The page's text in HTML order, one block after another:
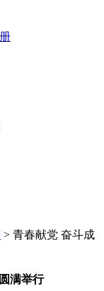
> 青春献党 奋斗成
满举行